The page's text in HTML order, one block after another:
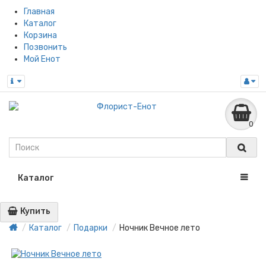
Главная
Каталог
Корзина
Позвонить
Мой Енот
0
Каталог
Купить
Каталог
Подарки Ночник Вечное лето